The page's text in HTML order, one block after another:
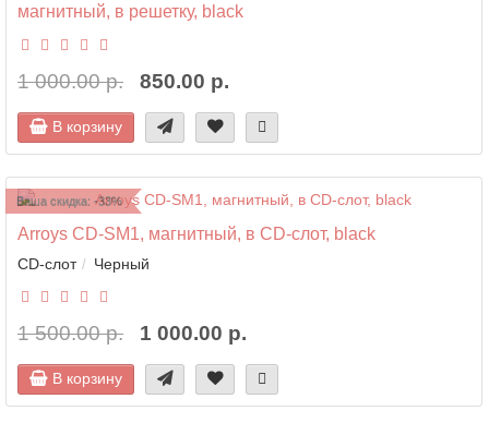
магнитный, в решетку, black
1 000.00 р. 850.00 р.
В корзину
Ваша скидка: -33%
Arroys CD-SM1, магнитный, в CD-слот, black
CD-слот Черный
1 500.00 р. 1 000.00 р.
В корзину